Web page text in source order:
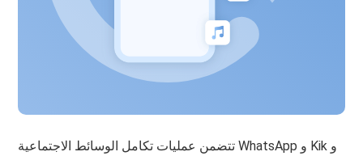
تتضمن عمليات تكامل الوسائط الاجتماعية WhatsApp و Kik و